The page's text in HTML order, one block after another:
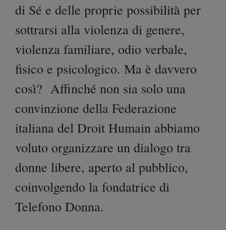
di Sé e delle proprie possibilità per
sottrarsi alla violenza di genere,
violenza familiare, odio verbale,
fisico e psicologico. Ma è davvero
così? Affinché non sia solo una
convinzione della Federazione
italiana del Droit Humain abbiamo
voluto organizzare un dialogo tra
donne libere, aperto al pubblico,
coinvolgendo la fondatrice di
Telefono Donna.